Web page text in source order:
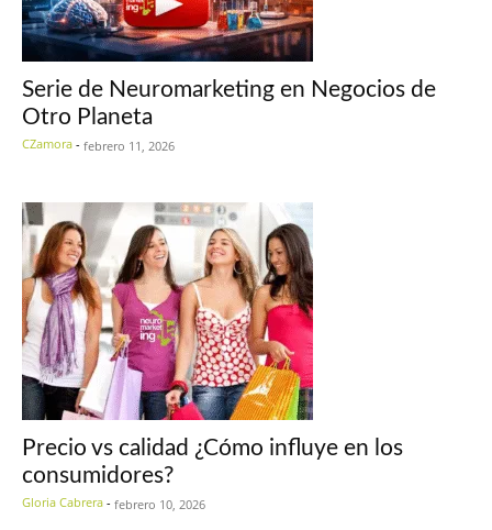
Serie de Neuromarketing en Negocios de
Otro Planeta
CZamora - febrero 11, 2026
Precio vs calidad ¿Cómo influye en los
consumidores?
Gloria Cabrera - febrero 10, 2026